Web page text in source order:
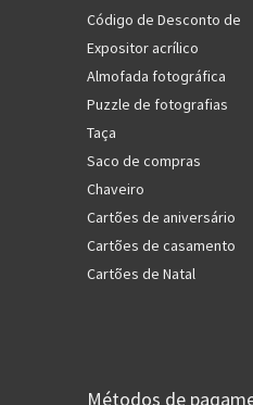
Código de Desconto de
Expositor acrílico
Almofada fotográfica
Puzzle de fotografias
Taça
Saco de compras
Chaveiro
Cartões de aniversário
Cartões de casamento
Cartões de Natal